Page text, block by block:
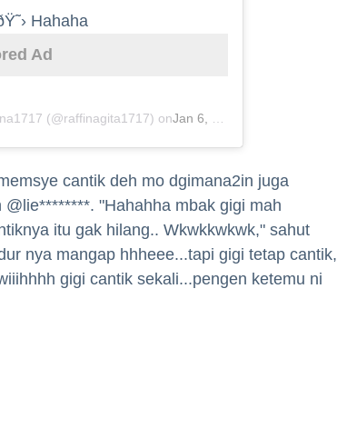
Hahaha
Ad
(@raffinagita1717) onJan 6, 2019 at 4:47pm PST
cantik deh mo dgimana2in juga
"Hahahha mbak gigi mah
itu gak hilang.. Wkwkkwkwk," sahut
nya mangap hhheee...tapi gigi tetap cantik,
gigi cantik sekali...pengen ketemu ni